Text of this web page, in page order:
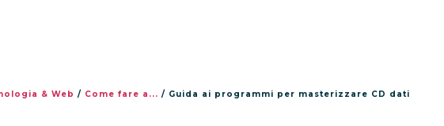
& Web / Come fare a... / Guida ai programmi per masterizzare CD dati